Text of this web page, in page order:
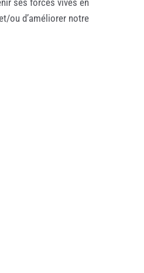
ses forces vives en
ou d’améliorer notre